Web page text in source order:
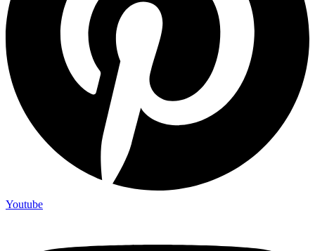
Youtube